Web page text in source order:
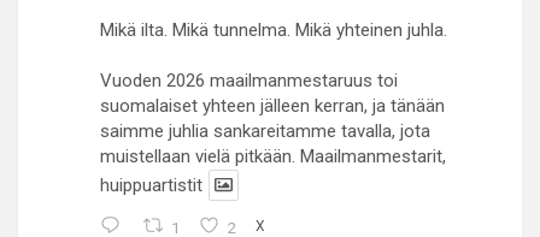
Mikä ilta. Mikä tunnelma. Mikä yhteinen juhla.
Vuoden 2026 maailmanmestaruus toi
suomalaiset yhteen jälleen kerran, ja tänään
saimme juhlia sankareitamme tavalla, jota
muistellaan vielä pitkään. Maailmanmestarit,
huippuartistit
1 2 X